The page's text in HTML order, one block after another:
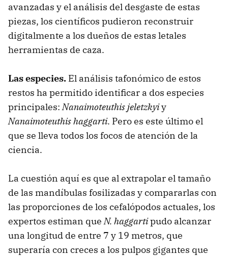
avanzadas y el análisis del desgaste de estas
piezas, los científicos pudieron reconstruir
digitalmente a los dueños de estas letales
herramientas de caza.
Las especies. El análisis tafonómico de estos
restos ha permitido identificar a dos especies
principales:Nanaimoteuthis jeletzkyiy
Nanaimoteuthis haggarti. Pero es este último el
que se lleva todos los focos de atención de la
ciencia.
La cuestión aquí es que al extrapolar el tamaño
de las mandíbulas fosilizadas y compararlas con
las proporciones de los cefalópodos actuales, los
expertos estiman queN. haggartipudo alcanzar
una longitud de entre 7 y 19 metros, que
superaría con creces a los pulpos gigantes que